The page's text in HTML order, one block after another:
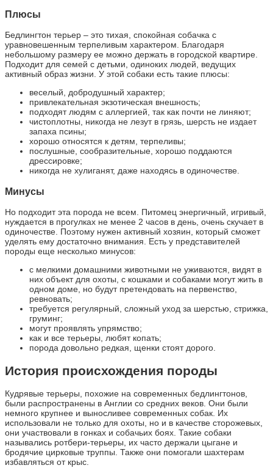
Плюсы
Бедлингтон терьер – это тихая, спокойная собачка с
уравновешенным терпеливым характером. Благодаря
небольшому размеру ее можно держать в городской квартире.
Подходит для семей с детьми, одиноких людей, ведущих
активный образ жизни. У этой собаки есть такие плюсы:
веселый, добродушный характер;
привлекательная экзотическая внешность;
подходят людям с аллергией, так как почти не линяют;
чистоплотны, никогда не лезут в грязь, шерсть не издает
запаха псины;
хорошо относятся к детям, терпеливы;
послушные, сообразительные, хорошо поддаются
дрессировке;
никогда не хулиганят, даже находясь в одиночестве.
Минусы
Но подходит эта порода не всем. Питомец энергичный, игривый,
нуждается в прогулках не менее 2 часов в день, очень скучает в
одиночестве. Поэтому нужен активный хозяин, который сможет
уделять ему достаточно внимания. Есть у представителей
породы еще несколько минусов:
с мелкими домашними животными не уживаются, видят в
них объект для охоты, с кошками и собаками могут жить в
одном доме, но будут претендовать на первенство,
ревновать;
требуется регулярный, сложный уход за шерстью, стрижка,
груминг;
могут проявлять упрямство;
как и все терьеры, любят копать;
порода довольно редкая, щенки стоят дорого.
История происхождения породы
Кудрявые терьеры, похожие на современных бедлингтонов,
были распространены в Англии со средних веков. Они были
немного крупнее и выносливее современных собак. Их
использовали не только для охоты, но и в качестве сторожевых,
они участвовали в гонках и собачьих боях. Такие собаки
назывались ротбери-терьеры, их часто держали цыгане и
бродячие цирковые труппы. Также они помогали шахтерам
избавляться от крыс.